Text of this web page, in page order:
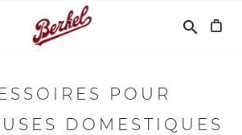
search
POUR
DOMESTIQUES